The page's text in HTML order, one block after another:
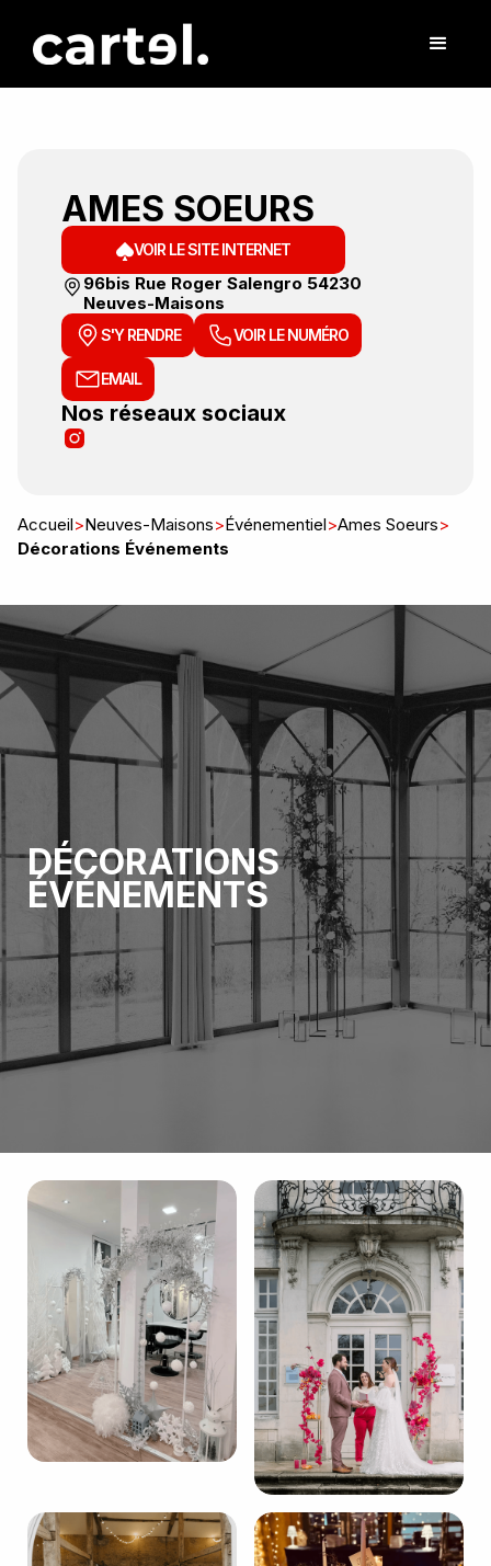
AMES SOEURS
VOIR LE SITE INTERNET
96bis Rue Roger Salengro 54230
Neuves-Maisons
S'Y RENDRE VOIR LE NUMÉRO
EMAIL
Nos réseaux sociaux
Accueil>Neuves-Maisons>Événementiel>Ames Soeurs>
Décorations Événements
DÉCORATIONS
ÉVÉNEMENTS